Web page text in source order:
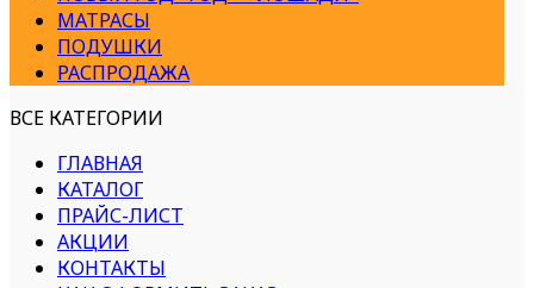
МАТРАСЫ
ПОДУШКИ
РАСПРОДАЖА
ВСЕ КАТЕГОРИИ
ГЛАВНАЯ
КАТАЛОГ
ПРАЙС-ЛИСТ
АКЦИИ
КОНТАКТЫ